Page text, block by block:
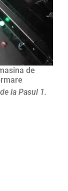
de
la Pasul 1.